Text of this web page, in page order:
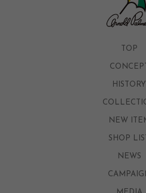
TOP
CONCEPT
HISTORY
NEW
SHOP LIST
NEWS